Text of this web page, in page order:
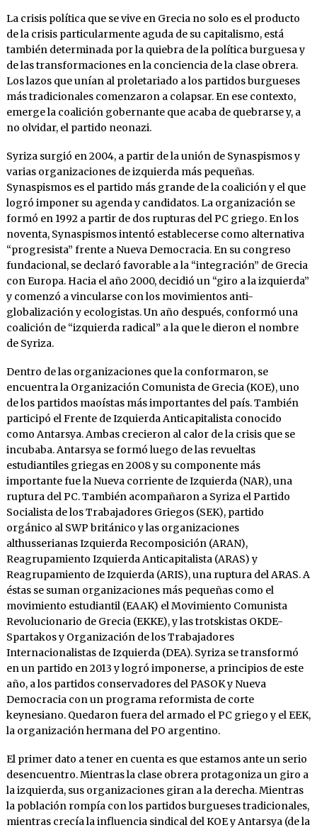
La crisis política que se vive en Grecia no solo es el producto
de la crisis particularmente aguda de su capitalismo, está
también determinada por la quiebra de la política burguesa y
de las transformaciones en la conciencia de la clase obrera.
Los lazos que unían al proletariado a los partidos burgueses
más tradicionales comenzaron a colapsar. En ese contexto,
emerge la coalición gobernante que acaba de quebrarse y, a
no olvidar, el partido neonazi.
Syriza surgió en 2004, a partir de la unión de Synaspismos y
varias organizaciones de izquierda más pequeñas.
Synaspismos es el partido más grande de la coalición y el que
logró imponer su agenda y candidatos. La organización se
formó en 1992 a partir de dos rupturas del PC griego. En los
noventa, Synaspismos intentó establecerse como alternativa
“progresista” frente a Nueva Democracia. En su congreso
fundacional, se declaró favorable a la “integración” de Grecia
con Europa. Hacia el año 2000, decidió un “giro a la izquierda”
y comenzó a vincularse con los movimientos anti-
globalización y ecologistas. Un año después, conformó una
coalición de “izquierda radical” a la que le dieron el nombre
de Syriza.
Dentro de las organizaciones que la conformaron, se
encuentra la Organización Comunista de Grecia (KOE), uno
de los partidos maoístas más importantes del país. También
participó el Frente de Izquierda Anticapitalista conocido
como Antarsya. Ambas crecieron al calor de la crisis que se
incubaba. Antarsya se formó luego de las revueltas
estudiantiles griegas en 2008 y su componente más
importante fue la Nueva corriente de Izquierda (NAR), una
ruptura del PC. También acompañaron a Syriza el Partido
Socialista de los Trabajadores Griegos (SEK), partido
orgánico al SWP británico y las organizaciones
althusserianas Izquierda Recomposición (ARAN),
Reagrupamiento Izquierda Anticapitalista (ARAS) y
Reagrupamiento de Izquierda (ARIS), una ruptura del ARAS. A
éstas se suman organizaciones más pequeñas como el
movimiento estudiantil (EAAK) el Movimiento Comunista
Revolucionario de Grecia (EKKE), y las trotskistas OKDE-
Spartakos y Organización de los Trabajadores
Internacionalistas de Izquierda (DEA). Syriza se transformó
en un partido en 2013 y logró imponerse, a principios de este
año, a los partidos conservadores del PASOK y Nueva
Democracia con un programa reformista de corte
keynesiano. Quedaron fuera del armado el PC griego y el EEK,
la organización hermana del PO argentino.
El primer dato a tener en cuenta es que estamos ante un serio
desencuentro. Mientras la clase obrera protagoniza un giro a
la izquierda, sus organizaciones giran a la derecha. Mientras
la población rompía con los partidos burgueses tradicionales,
mientras crecía la influencia sindical del KOE y Antarsya (de la